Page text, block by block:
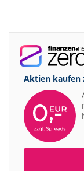
Aktien kaufen